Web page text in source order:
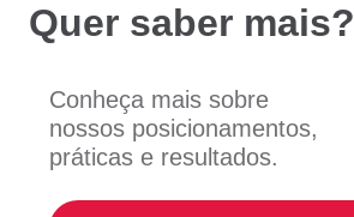
Quer saber mais?
Conheça mais sobre
nossos posicionamentos,
práticas e resultados.